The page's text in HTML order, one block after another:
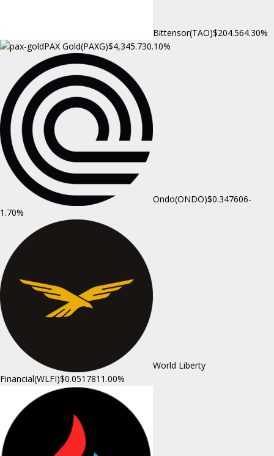
Bittensor(TAO)$204.564.30%
PAX Gold(PAXG)$4,345.730.10%
Ondo(ONDO)$0.347606-
1.70%
World Liberty
Financial(WLFI)$0.051781 1.00%